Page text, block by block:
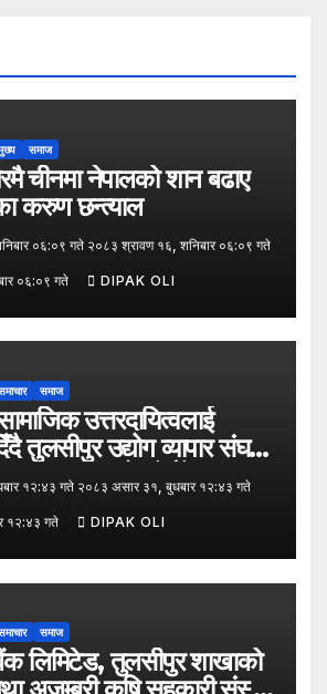
समाज
चीनमा नेपालको शान बढाए
करुण छन्त्याल
०६:०९ गते २०८३ श्रावण १६, शनिबार ०६:०९ गते
०६:०९ गते DIPAK OLI
समाज
उत्तरदायित्वलाई
तुलसीपुर उद्योग व्यापार संघले
महासंघको पाँचौँ स्थापना
तुलसीपुर
गैरापातु स्थित श्री
विद्यालयका विद्यार्थीहरूलाई
वितरण गरेको छ।
१२:४३ गते २०८३ असार ३१, बुधबार १२:४३ गते
१२:४३ गते DIPAK OLI
समाज
लिमिटेड, तुलसीपुर शाखाको